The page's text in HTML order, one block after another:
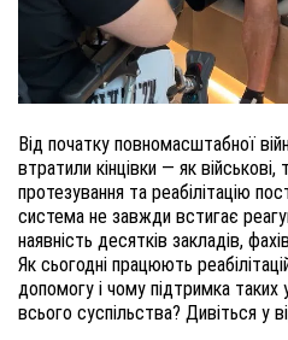
Від початку повномасштабної
втратили кінцівки — як військові,
протезування та реабілітацію
система не завжди встигає
наявність десятків закладів,
Як сьогодні працюють
допомогу і чому підтримка
всього суспільства? Дивіться у